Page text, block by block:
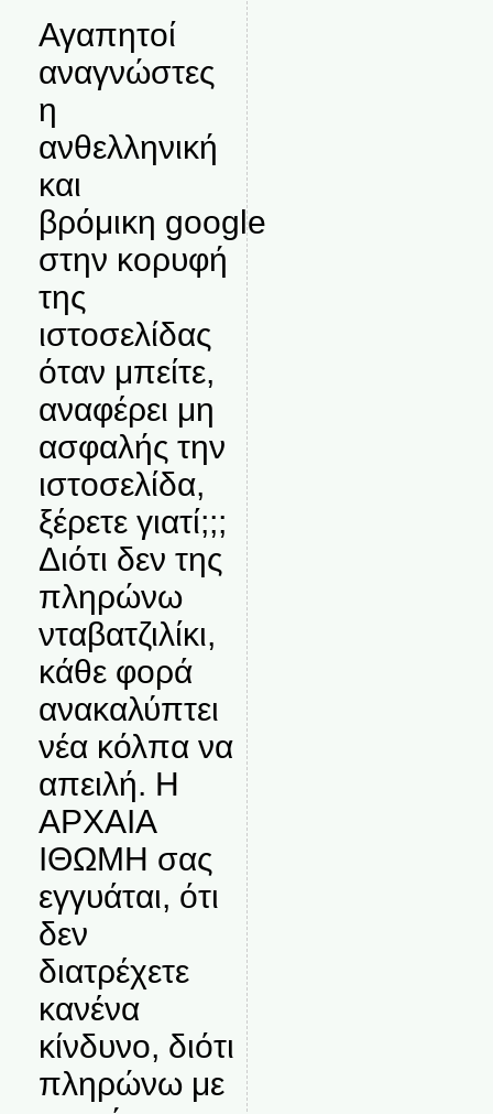
Αγαπητοί
αναγνώστες
η
ανθελληνική
και
βρόμικη google
στην κορυφή
της
ιστοσελίδας
όταν μπείτε,
αναφέρει μη
ασφαλής την
ιστοσελίδα,
ξέρετε γιατί;;;
Διότι δεν της
πληρώνω
νταβατζιλίκι,
κάθε φορά
ανακαλύπτει
νέα κόλπα να
απειλή. Η
ΑΡΧΑΙΑ
ΙΘΩΜΗ σας
εγγυάται, ότι
δεν
διατρέχετε
κανένα
κίνδυνο, διότι
πληρώνω με